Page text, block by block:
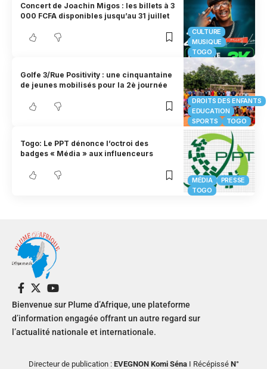
CULTURE
MUSIQUE
TOGO
Concert de Joachin Migos : les billets à 3
000 FCFA disponibles jusqu’au 31 juillet
DROITS DES ENFANTS
EDUCATION
SPORTS
TOGO
Golfe 3/Rue Positivity : une cinquantaine
de jeunes mobilisés pour la 2è journée
MÉDIA
PRESSE
TOGO
Togo: Le PPT dénonce l’octroi des
badges « Média » aux influenceurs
Bienvenue sur Plume d’Afrique, une plateforme
d’information engagée offrant un autre regard sur
l’actualité nationale et internationale.
Directeur de publication : EVEGNON Komi SénaI RécépisséN°